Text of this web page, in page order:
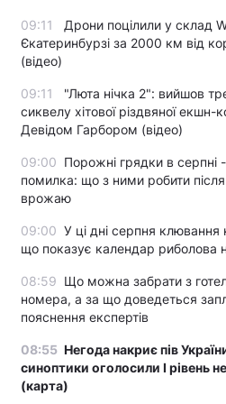
09:11
Дрони поцілили у склад
Єкатеринбурзі за 2000 км від
(відео)
09:11
"Люта нічка 2": вийшов
сиквелу хітової різдвяної екшн-
Девідом Гарбором (відео)
09:00 Порожні грядки в серпні
помилка: що з ними робити
врожаю
09:00 У ці дні серпня клювання
що показує календар риболова
08:59 Що можна забрати з
номера, а за що доведеться
пояснення експертів
08:55 Негода накриє пів
синоптики оголосили І рівень
(карта)